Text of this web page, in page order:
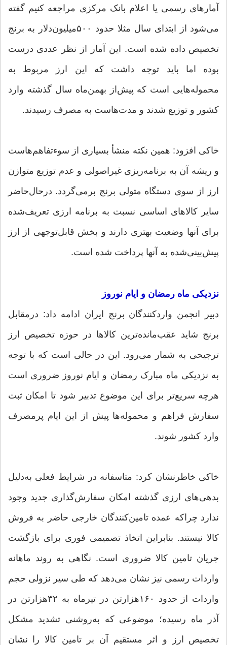
آمارهای رسمی یا اعلام بانک مرکزی مراجعه کنیم گفته
می‌شود از ابتدای سال مثلا حدود ۵۰۰میلیون‌دلار به برنج
تخصیص داده شده است. این آمار از نظر عددی درست
بوده اما باید توجه داشت که این ارز مربوط به
محموله‌هایی است که پیش‌از بهمن‌ماه سال گذشته وارد
کشور و توزیع شدند و مدت‌هاست به مصرف رسیدند.
خاکی افزود: همین نکته منشأ بسیاری از سوءتفاهم‌هاست
و ریشه آن به برنامه‌ریزی غیراصولی و عدم توزیع متوازن
ارز از سوی دستگاه متولی برنج برمی‌گردد. درحال‌حاضر
سایر کالاهای اساسی نسبت به برنامه ارزی تعریف‌شده
برای آنها وضعیت بهتری دارند و بخش قابل‌توجهی از ارز
پیش‌بینی‌شده به آنها پرداخت شده است.
نزدیکی ماه رمضان و ایام نوروز
دبیر انجمن واردکنندگان برنج ایران ادامه داد: درمقابل
برنج شاید عقب‌مانده‌ترین کالاها در حوزه تخصیص ارز
ترجیحی به شمار می‌رود. این در حالی است که با توجه
به نزدیکی ماه مبارک رمضان و ایام نوروز ضروری است
هرچه سریع‌تر برای این موضوع تدبیر شود تا امکان ثبت
سفارش فراهم و محموله‌ها پیش از این ایام پرمصرف
وارد کشور شوند.
خاکی خاطرنشان کرد: متاسفانه در شرایط فعلی به‌دلیل
بدهی‌های ارزی گذشته امکان سفارش‌گذاری جدید وجود
ندارد چراکه عمده تامین‌کنندگان خارجی حاضر به فروش
کالا نیستند. بنابراین اتخاذ تصمیمی فوری برای بازگشت
جریان تامین کالا ضروری است. نگاهی به روند ماهانه
واردات رسمی نیز نشان می‌دهد که طی سیر نزولی حجم
واردات از حدود ۱۶۰هزارتن در تیرماه به ۳۲هزارتن در
آذر ماه رسیده؛ موضوعی که به‌روشنی تشدید مشکل
تخصیص ارز و اثر مستقیم آن بر تامین کالا را نشان